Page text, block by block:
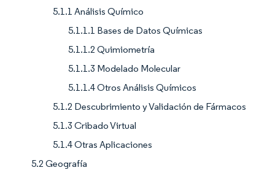
5.1.1 Análisis Químico
5.1.1.1 Bases de Datos Químicas
5.1.1.2 Quimiometría
5.1.1.3 Modelado Molecular
5.1.1.4 Otros Análisis Químicos
5.1.2 Descubrimiento y Validación de Fármacos
5.1.3 Cribado Virtual
5.1.4 Otras Aplicaciones
5.2 Geografía